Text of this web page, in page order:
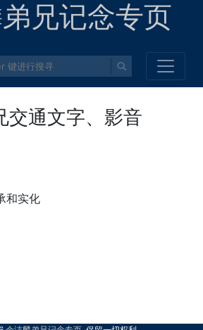
兄记念专页
交通文字、影音
和实化